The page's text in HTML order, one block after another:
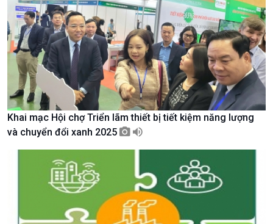
Văn hoá & Du lịch
Tin Văn hoá & Du lịch
Chát với người nổi tiếng
Câu chuyện Thể thao
Multimedia
Ảnh
Video
Infographic
E-Magazine
Khai mạc Hội chợ Triển lãm thiết bị tiết kiệm năng lượng
và chuyển đổi xanh 2025